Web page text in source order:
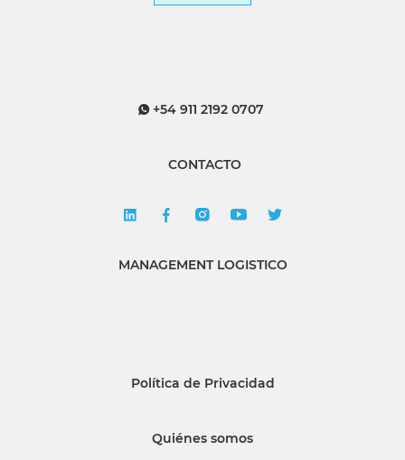
+54 911 2192 0707
CONTACTO
MANAGEMENT LOGISTICO
Política de Privacidad
Quiénes somos